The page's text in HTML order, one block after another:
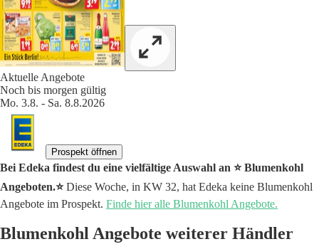
Aktuelle Angebote
Noch bis morgen gültig
Mo. 3.8. - Sa. 8.8.2026
Prospekt öffnen
Bei Edeka findest du eine vielfältige Auswahl an ⭐️ Blumenkohl
Angeboten.⭐️Diese Woche, in KW 32, hat Edeka keine Blumenkohl
Angebote im Prospekt. Finde hier alle Blumenkohl Angebote.
Blumenkohl Angebote weiterer Händler